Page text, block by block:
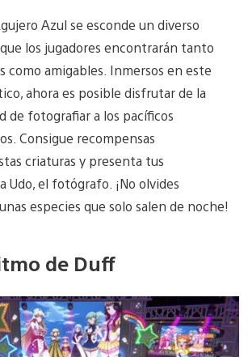
Azul se esconde un diverso
los jugadores encontrarán tanto
como amigables. Inmersos en este
ahora es posible disfrutar de la
de fotografiar a los pacíficos
Consigue recompensas
criaturas y presenta tus
Udo, el fotógrafo. ¡No olvides
especies que solo salen de noche!
de Duff